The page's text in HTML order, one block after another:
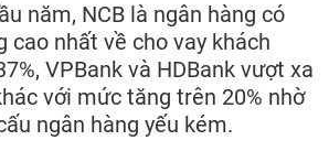
năm, NCB là ngân hàng có
cao nhất về cho vay khách
VPBank và HDBank vượt xa
với mức tăng trên 20% nhờ
ngân hàng yếu kém.